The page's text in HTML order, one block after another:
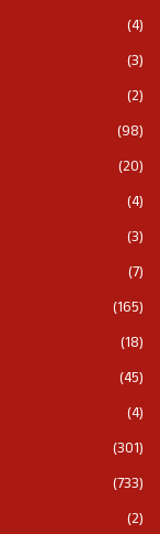
(4)
(3)
(2)
(98)
(20)
(4)
(3)
(7)
(165)
(18)
(45)
(4)
(301)
(733)
(2)